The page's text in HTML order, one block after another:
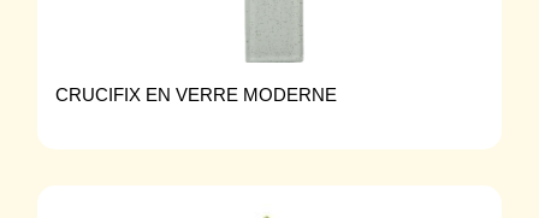
CRUCIFIX EN VERRE MODERNE